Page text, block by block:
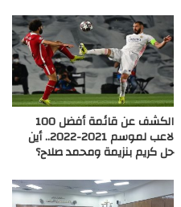
الكشف عن قائمة أفضل 100
لاعب لموسم 2021-2022.. أين
حل كريم بنزيمة ومحمد صلاح؟